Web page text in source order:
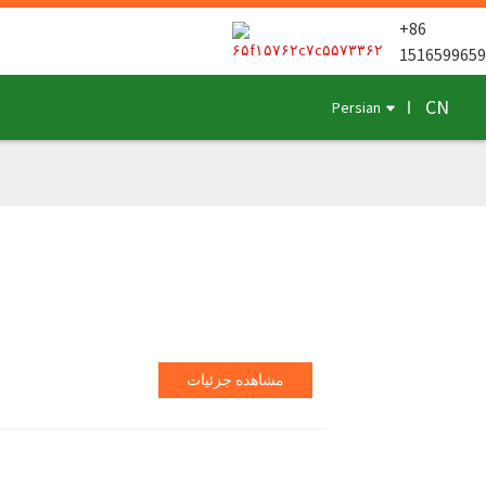
‎+86
Persian CN
مشاهده جزئیات